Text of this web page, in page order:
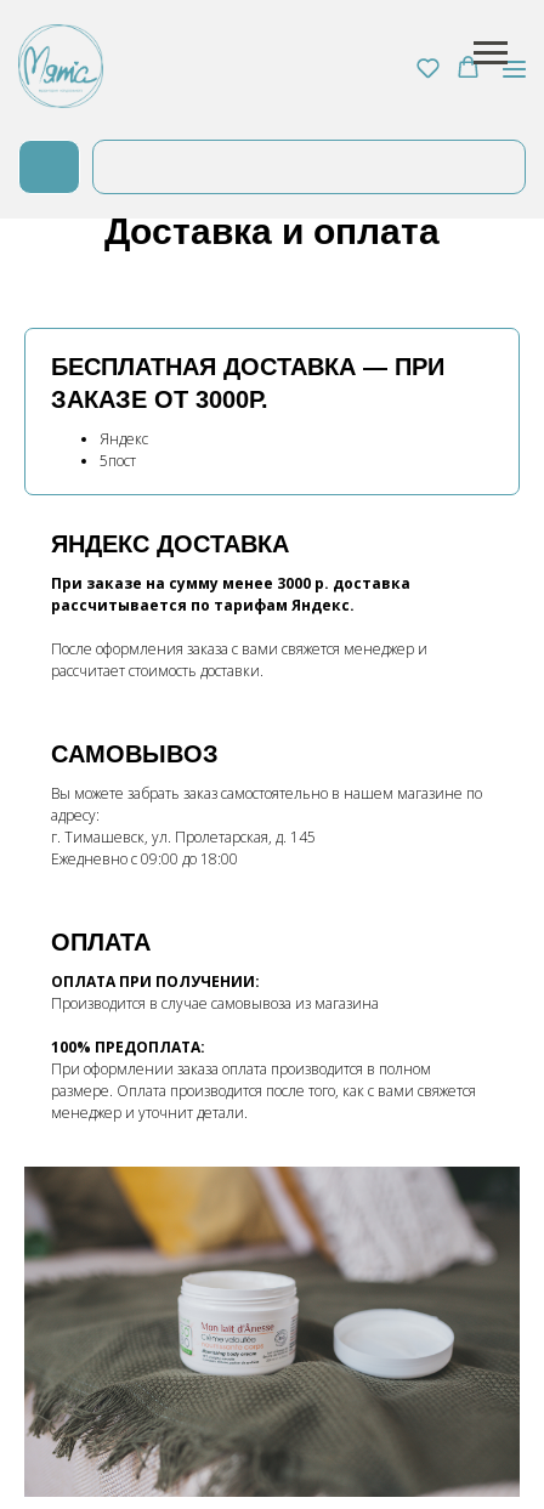
Доставка и оплата
БЕСПЛАТНАЯ ДОСТАВКА — ПРИ
ЗАКАЗЕ ОТ 3000Р.
Яндекс
5пост
ЯНДЕКС ДОСТАВКА
При заказе на сумму менее 3000 р. доставка
рассчитывается по тарифам Яндекс.
После оформления заказа с вами свяжется менеджер и
рассчитает стоимость доставки.
САМОВЫВОЗ
Вы можете забрать заказ самостоятельно в нашем магазине по
адресу:
г. Тимашевск, ул. Пролетарская, д. 145
Ежедневно с 09:00 до 18:00
ОПЛАТА
ОПЛАТА ПРИ ПОЛУЧЕНИИ:
Производится в случае самовывоза из магазина
100% ПРЕДОПЛАТА:
При оформлении заказа оплата производится в полном
размере. Оплата производится после того, как с вами свяжется
менеджер и уточнит детали.